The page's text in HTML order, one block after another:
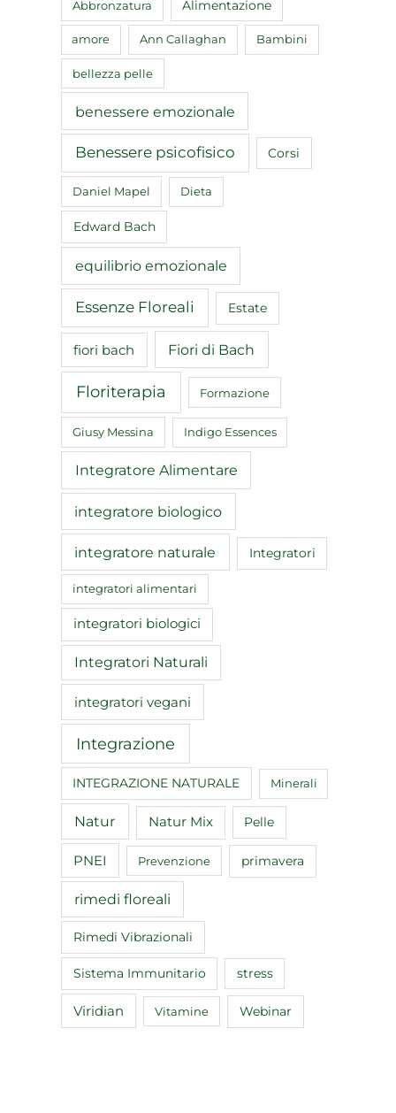
Abbronzatura Alimentazione
amore Ann Callaghan Bambini
bellezza pelle
benessere emozionale
Benessere psicofisico Corsi
Daniel Mapel Dieta
Edward Bach
equilibrio emozionale
Essenze Floreali Estate
fiori bach Fiori di Bach
Floriterapia Formazione
Giusy Messina Indigo Essences
Integratore Alimentare
integratore biologico
integratore naturale Integratori
integratori alimentari
integratori biologici
Integratori Naturali
integratori vegani
Integrazione
INTEGRAZIONE NATURALE Minerali
Natur Natur Mix Pelle
PNEI Prevenzione primavera
rimedi floreali
Rimedi Vibrazionali
Sistema Immunitario stress
Viridian Vitamine Webinar